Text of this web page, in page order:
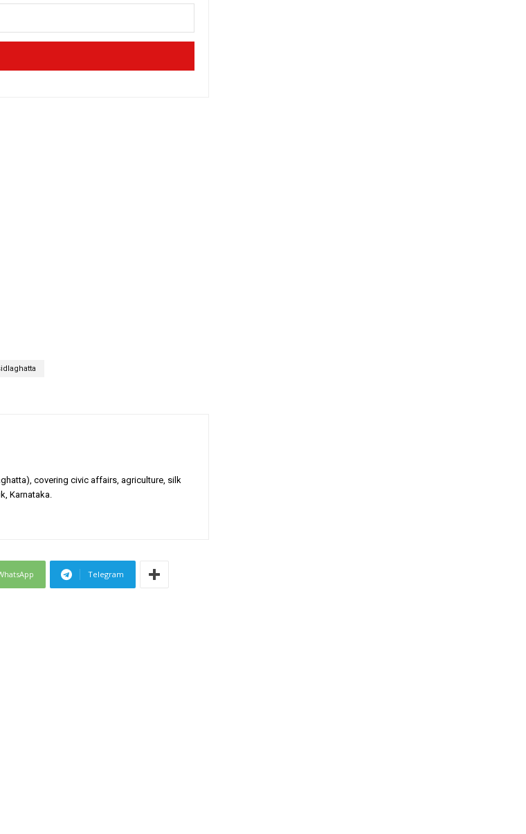
covering civic affairs, agriculture, silk
Karnataka.
Telegram